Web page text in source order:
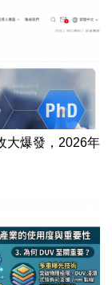
大爆發，2026年